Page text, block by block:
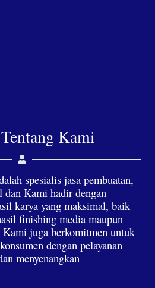
Kami
spesialis jasa pembuatan,
Kami hadir dengan
karya yang maksimal, baik
finishing media maupun
juga berkomitmen untuk
dengan pelayanan
menyenangkan